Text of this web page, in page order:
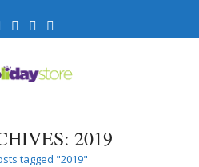
2019
tagged "2019"